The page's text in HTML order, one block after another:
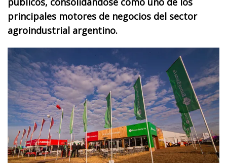
principales motores de negocios del sector
agroindustrial argentino.